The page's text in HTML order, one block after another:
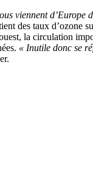
viennent d’Europe
des taux d’ozone
la circulation
« Inutile donc se